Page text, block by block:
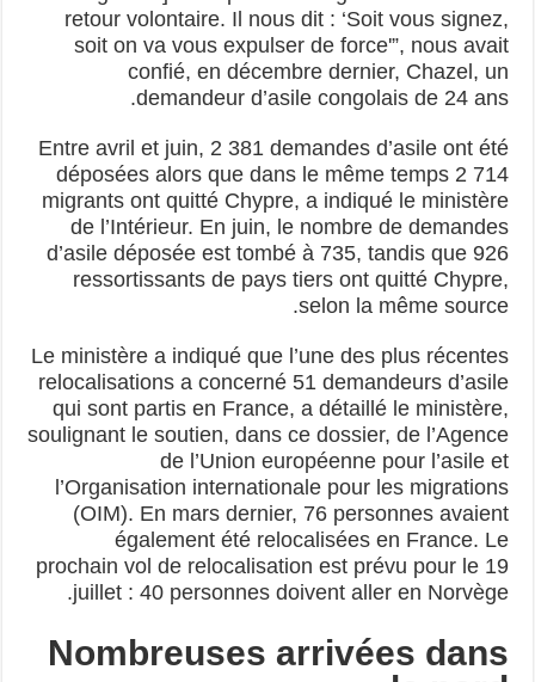
retour volontaire. Il nous dit : ‘Soit vous signez,
soit on va vous expulser de force'”, nous avait
confié, en décembre dernier, Chazel, un
demandeur d’asile congolais de 24 ans.
Entre avril et juin, 2 381 demandes d’asile ont été
déposées alors que dans le même temps 2 714
migrants ont quitté Chypre, a indiqué le ministère
de l’Intérieur. En juin, le nombre de demandes
d’asile déposée est tombé à 735, tandis que 926
ressortissants de pays tiers ont quitté Chypre,
selon la même source.
Le ministère a indiqué que l’une des plus récentes
relocalisations a concerné 51 demandeurs d’asile
qui sont partis en France, a détaillé le ministère,
soulignant le soutien, dans ce dossier, de l’Agence
de l’Union européenne pour l’asile et
l’Organisation internationale pour les migrations
(OIM). En mars dernier, 76 personnes avaient
également été relocalisées en France. Le
prochain vol de relocalisation est prévu pour le 19
juillet : 40 personnes doivent aller en Norvège.
Nombreuses arrivées dans